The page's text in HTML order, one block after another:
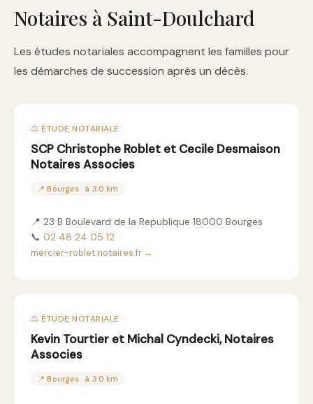
Notaires à Saint-Doulchard
Les études notariales accompagnent les familles pour
les démarches de succession après un décès.
⚖️ ÉTUDE NOTARIALE
SCP Christophe Roblet et Cecile Desmaison
Notaires Associes
📍 Bourges · à 3.0 km
📍 23 B Boulevard de la Republique 18000 Bourges
📞 02 48 24 05 12
mercier-roblet.notaires.fr →
⚖️ ÉTUDE NOTARIALE
Kevin Tourtier et Michal Cyndecki, Notaires
Associes
📍 Bourges · à 3.0 km